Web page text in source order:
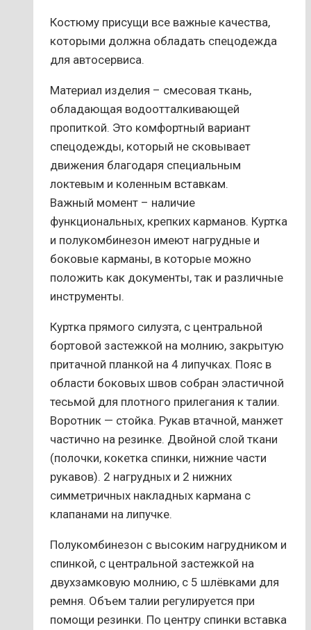
Костюму присущи все важные качества,
которыми должна обладать спецодежда
для автосервиса.
Материал изделия – смесовая ткань,
обладающая водоотталкивающей
пропиткой. Это комфортный вариант
спецодежды, который не сковывает
движения благодаря специальным
локтевым и коленным вставкам.
Важный момент – наличие
функциональных, крепких карманов. Куртка
и полукомбинезон имеют нагрудные и
боковые карманы, в которые можно
положить как документы, так и различные
инструменты.
Куртка прямого силуэта, с центральной
бортовой застежкой на молнию, закрытую
притачной планкой на 4 липучках. Пояс в
области боковых швов собран эластичной
тесьмой для плотного прилегания к талии.
Воротник — стойка. Рукав втачной, манжет
частично на резинке. Двойной слой ткани
(полочки, кокетка спинки, нижние части
рукавов). 2 нагрудных и 2 нижних
симметричных накладных кармана с
клапанами на липучке.
Полукомбинезон с высоким нагрудником и
спинкой, с центральной застежкой на
двухзамковую молнию, с 5 шлёвками для
ремня. Объем талии регулируется при
помощи резинки. По центру спинки вставка